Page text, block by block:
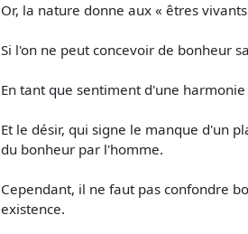
Or, la nature donne aux « êtres
Si l'on ne peut concevoir de bonheur
En tant que sentiment d'une
Et le désir, qui signe le manque d'un
du bonheur par l'homme.
Cependant, il ne faut pas confondre
existence.